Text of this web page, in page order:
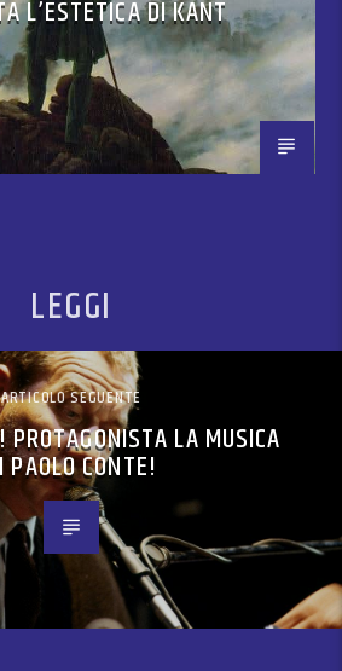
L’ESTETICA DI KANT
LEGGI
ARTICOLO SEGUENTE
LA MUSICA
PAOLO CONTE!